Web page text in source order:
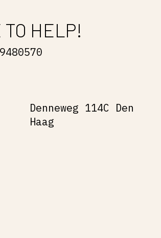
HELP!
Denneweg 114C Den
Haag